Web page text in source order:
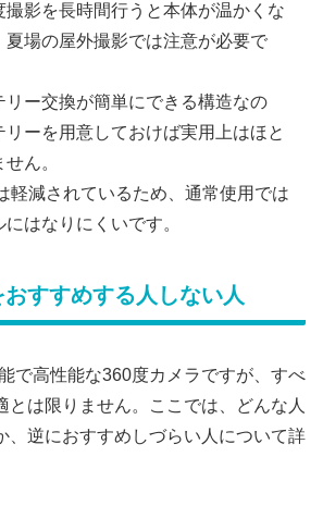
撮影を長時間行うと本体が温かくな
夏場の屋外撮影では注意が必要で
リー交換が簡単にできる構造なの
リーを用意しておけば実用上はほと
ん。
軽減されているため、通常使用では
はなりにくいです。
すすめする人しない人
で高性能な360度カメラですが、すべ
とは限りません。ここでは、どんな人
、逆におすすめしづらい人について詳